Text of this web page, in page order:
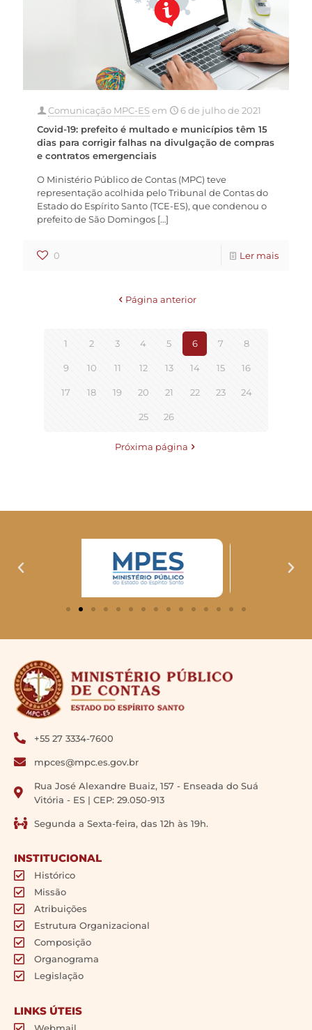
Comunicação MPC-ESem
6 de julho de 2021
Covid-19: prefeito é multado e municípios têm 15
dias para corrigir falhas na divulgação de compras
e contratos emergenciais
O Ministério Público de Contas (MPC) teve
representação acolhida pelo Tribunal de Contas do
Estado do Espírito Santo (TCE-ES), que condenou o
prefeito de São Domingos […]
0 Ler mais
Página anterior
1 2 3 4 5 6 7 8
9 10 11 12 13 14 15 16
17 18 19 20 21 22 23 24
25 26
Próxima página
+55 27 3334-7600
mpces@mpc.es.gov.br
Rua José Alexandre Buaiz, 157 - Enseada do Suá
Vitória - ES | CEP: 29.050-913
Segunda a Sexta-feira, das 12h às 19h.
INSTITUCIONAL
Histórico
Missão
Atribuições
Estrutura Organizacional
Composição
Organograma
Legislação
LINKS ÚTEIS
Webmail